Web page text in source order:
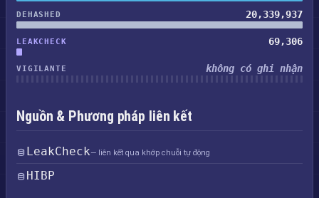
DEHASHED 20,339,937
LEAKCHECK 69,306
VIGILANTE không có ghi nhận
Nguồn & Phương pháp liên kết
LeakCheck— liên kết qua khớp chuỗi tự động
HIBP